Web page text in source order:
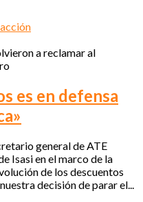
a reclamar al
es en defensa
general de ATE
Isasi en el marco de la
de los descuentos
decisión de parar el...